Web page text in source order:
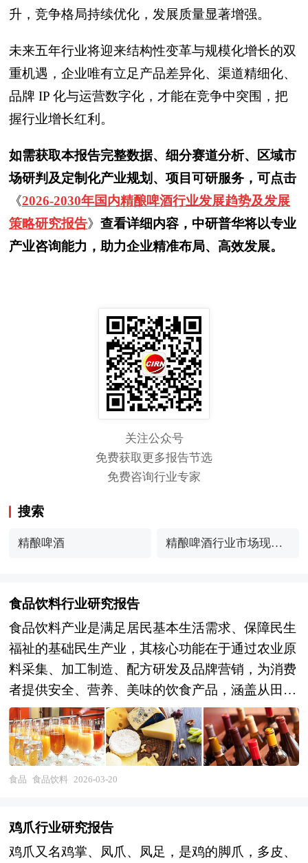
升，竞争格局持续优化，发展质量显著增强。
未来五年行业将迎来结构性变革与规模化增长的双
重机遇，企业唯有立足产品差异化、渠道精细化、
品牌 IP 化与运营数字化，才能在竞争中突围，把
握行业增长红利。
如需获取本报告完整数据、细分赛道分析、区域市
场研判及定制化产业规划、项目可研服务，可点击
《2026-2030年国内精酿啤酒行业发展趋势及发展
策略研究报告》 查看详细内容，中研普华将以专业
产业咨询能力，助力企业精准布局、高效发展。
关注公众号
免费获取更多报告节选
免费咨询行业专家
搜索
精酿啤酒 精酿啤酒行业市场现状
食品饮料行业研究报告
食品饮料产业是满足居民基本生活需求、保障民生
福祉的基础民生产业，其核心功能在于通过农业原
料采集、加工制造、配方研发及品牌营销，为消费
者提供安全、营养、美味的饮食产品，涵盖从田间
到餐桌的全链条价值创造。从产业范畴来看，食品
饮料产业涵盖上游原料供应（农产品、食品添加
剂、包装材料），中游加工制造（软饮料、乳制
品、酒类、调味品、休闲食品、方便食品、烘焙食
时零售）的完整产业链条。按照产品属性可分为饮
料酒制造、软饮料制造、乳制品制造、调味品发酵
食品 食品饮料 2026-03-20
鸡爪行业研究报告
鸡爪又名鸡掌、凤爪、凤足，是鸡的脚爪，多皮、